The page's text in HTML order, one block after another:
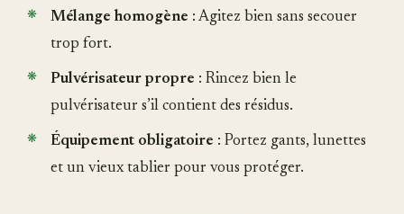
Mélange homogène : Agitez bien sans secouer
trop fort.
Pulvérisateur propre : Rincez bien le
pulvérisateur s’il contient des résidus.
Équipement obligatoire : Portez gants, lunettes
et un vieux tablier pour vous protéger.